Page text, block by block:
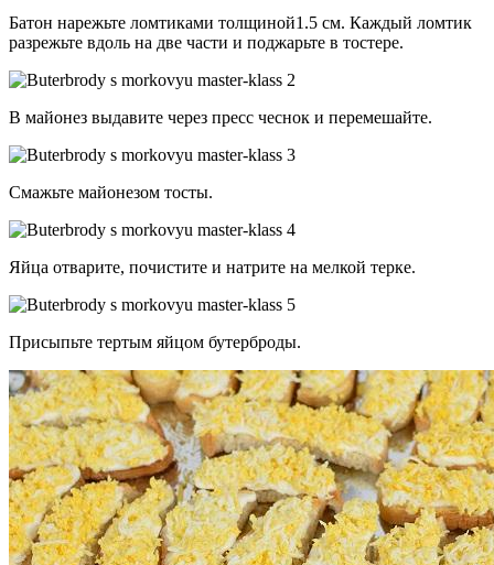
Батон нарежьте ломтиками толщиной1.5 см. Каждый ломтик
разрежьте вдоль на две части и поджарьте в тостере.
В майонез выдавите через пресс чеснок и перемешайте.
Смажьте майонезом тосты.
Яйца отварите, почистите и натрите на мелкой терке.
Присыпьте тертым яйцом бутерброды.